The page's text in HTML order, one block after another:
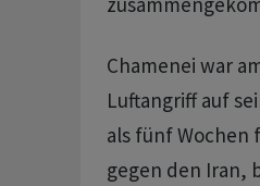
Chamenei war
Luftangriff auf
als fünf Wochen
gegen den Iran,